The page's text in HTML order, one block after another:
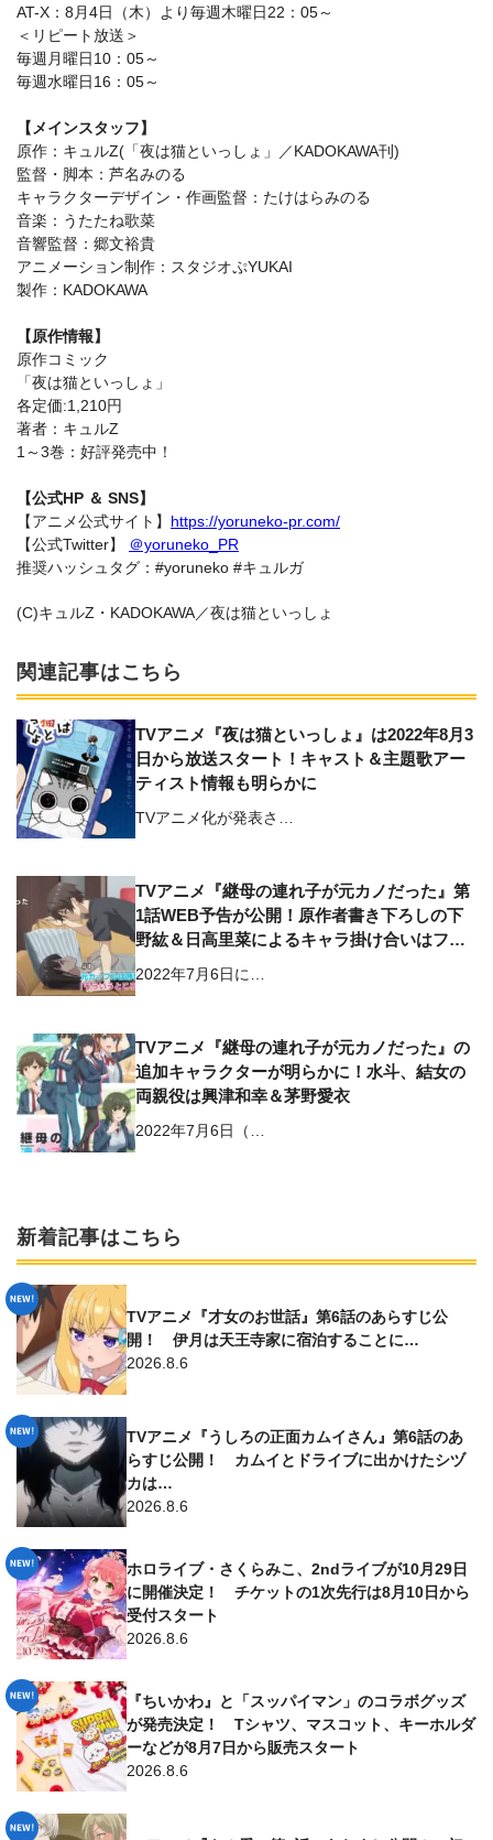
AT-X：8月4日（木）より毎週木曜日22：05～
＜リピート放送＞
毎週月曜日10：05～
毎週水曜日16：05～
【メインスタッフ】
原作：キュルZ(「夜は猫といっしょ」／KADOKAWA刊)
監督・脚本：芦名みのる
キャラクターデザイン・作画監督：たけはらみのる
音楽：うたたね歌菜
音響監督：郷文裕貴
アニメーション制作：スタジオぷYUKAI
製作：KADOKAWA
【原作情報】
原作コミック
「夜は猫といっしょ」
各定価:1,210円
著者：キュルZ
1～3巻：好評発売中！
【公式HP ＆ SNS】
【アニメ公式サイト】 https://yoruneko-pr.com/
【公式Twitter】 ＠yoruneko_PR
推奨ハッシュタグ：#yoruneko #キュルガ
(C)キュルZ・KADOKAWA／夜は猫といっしょ
関連記事はこちら
TVアニメ『夜は猫といっしょ』は2022年8月3
日から放送スタート！キャスト＆主題歌アー
ティスト情報も明らかに
TVアニメ化が発表さ…
TVアニメ『継母の連れ子が元カノだった』第
1話WEB予告が公開！原作者書き下ろしの下
野紘＆日高里菜によるキャラ掛け合いはファ
ン必聴
2022年7月6日に…
TVアニメ『継母の連れ子が元カノだった』の
追加キャラクターが明らかに！水斗、結女の
両親役は興津和幸＆茅野愛衣
2022年7月6日（…
新着記事はこちら
TVアニメ『才女のお世話』第6話のあらすじ公
開！ 伊月は天王寺家に宿泊することに…
2026.8.6
TVアニメ『うしろの正面カムイさん』第6話のあ
らすじ公開！ カムイとドライブに出かけたシヅ
カは…
2026.8.6
ホロライブ・さくらみこ、2ndライブが10月29日
に開催決定！ チケットの1次先行は8月10日から
受付スタート
2026.8.6
『ちいかわ』と「スッパイマン」のコラボグッズ
が発売決定！ Tシャツ、マスコット、キーホルダ
ーなどが8月7日から販売スタート
2026.8.6